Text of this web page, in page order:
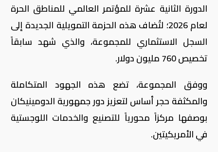
الدورة الثانية عشرة للمؤتمر العالمي للمناطق الحرة
لعام 2026؛ لتُضاف هذه الحزمة التمويلية الجديدة إلى
السجل الاستثماري للمجموعة، والذي شهد سابقاً
تخصيص 760 مليون دولار.
ووفق المجموعة، تضع هذه الجهود المتكاملة
والمكثفة حجر أساس لتعزيز دور جمهورية الدومينيكان
بوصفها مركزاً محورياً للتصنيع والخدمات اللوجستية
في الأمريكيتين.